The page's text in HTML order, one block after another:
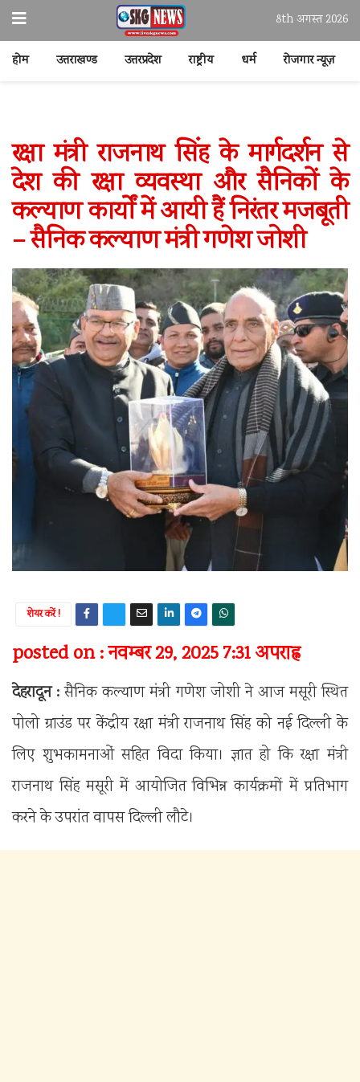
8th अगस्त 2026
होम उत्तराखण्ड उत्तरप्रदेश राष्ट्रीय धर्म रोजगार न्यूज़
रक्षा मंत्री राजनाथ सिंह के मार्गदर्शन से
देश की रक्षा व्यवस्था और सैनिकों के
कल्याण कार्यों में आयी हैं निरंतर मजबूती
– सैनिक कल्याण मंत्री गणेश जोशी
शेयर करें !
posted on : नवम्बर 29, 2025 7:31 अपराह्न
देहरादून :सैनिक कल्याण मंत्री गणेश जोशी ने आज मसूरी स्थित
पोलो ग्राउंड पर केंद्रीय रक्षा मंत्री राजनाथ सिंह को नई दिल्ली के
लिए शुभकामनाओं सहित विदा किया। ज्ञात हो कि रक्षा मंत्री
राजनाथ सिंह मसूरी में आयोजित विभिन्न कार्यक्रमों में प्रतिभाग
करने के उपरांत वापस दिल्ली लौटे।